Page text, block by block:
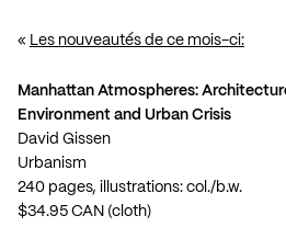
« Les nouveautés de ce mois-ci:
Manhattan Atmospheres:
Environment and Urban Crisis
David Gissen
Urbanism
240 pages, illustrations: col./b.w.
$34.95 CAN (cloth)